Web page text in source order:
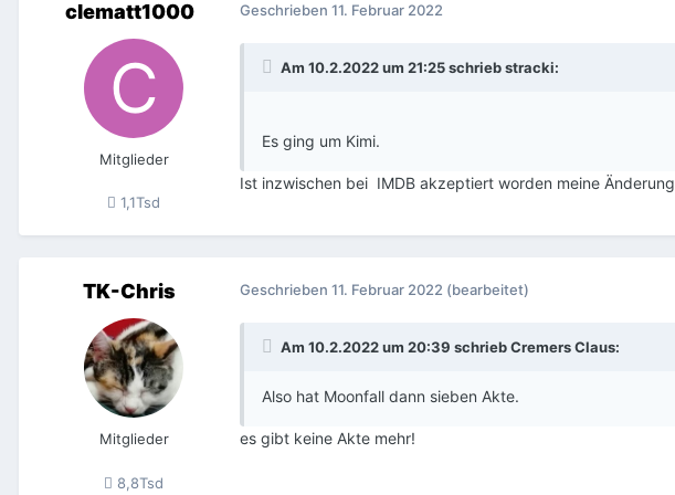
clematt1000
Mitglieder
1,1Tsd
Geschrieben 11. Februar 2022
Am 10.2.2022 um 21:25 schriebstracki:
Es ging um Kimi.
Ist inzwischen bei IMDB akzeptiert worden meine Änderung
TK-Chris
Mitglieder
8,8Tsd
Geschrieben 11. Februar 2022 (bearbeitet)
Am 10.2.2022 um 20:39 schriebCremers Claus:
Also hat Moonfall dann sieben Akte.
es gibt keine Akte mehr!